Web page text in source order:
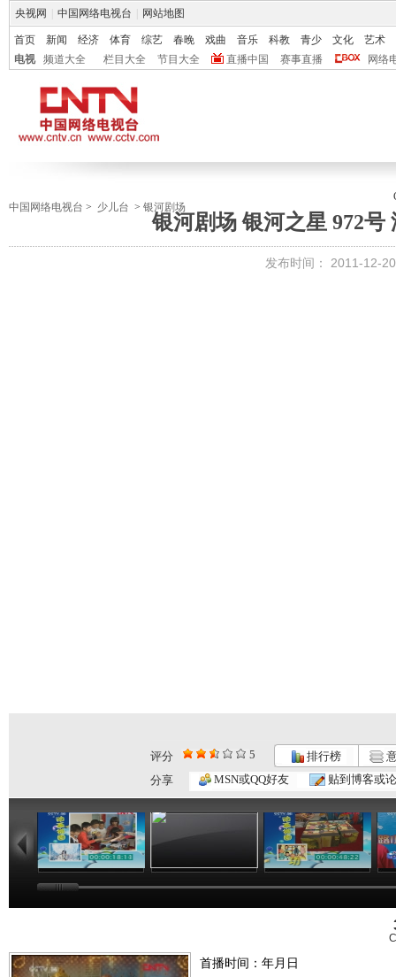
央视网 中国网络电视台 网站地图
首页 新闻 经济 体育 综艺 春晚 戏曲 音乐 科教 青少 文化
艺术
电视
频道大全 栏目大全 节目大全 直播中国 赛事直播 网络
中国网络电视台 > 少儿台 > 银河剧场
银河剧场 银河之星 972号
发布时间： 2011-12-
评分 5 排行榜
分享
MSN或QQ好友 贴到博客或
06:17
银河剧场 ...
04:37
银河剧场 ...
06:26
首播时间：年月日